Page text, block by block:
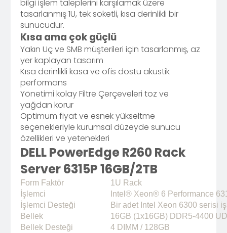
bilgi işlem taleplerini karşılamak üzere
tasarlanmış 1U, tek soketli, kısa derinlikli bir
sunucudur.
Kısa ama çok güçlü
Yakın Uç ve SMB müşterileri için tasarlanmış, az
yer kaplayan tasarım
Kısa derinlikli kasa ve ofis dostu akustik
performans
Yönetimi kolay Filtre Çerçeveleri toz ve
yağdan korur
Optimum fiyat ve esnek yükseltme
seçenekleriyle kurumsal düzeyde sunucu
özellikleri ve yetenekleri
DELL PowerEdge R260 Rack
Server 6315P 16GB/2TB
Form Faktör
1U Rack
İşlemci
Intel® Xeon® 6 Performance
İşlemci Desteği
Bir adet Intel Xeon 6300 serisi
Bellek
16GB (1x16GB) DDR5-4400
Bellek Desteği
4 DIMM / 128GB